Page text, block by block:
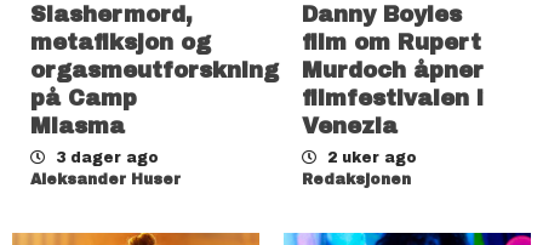
Slashermord,
metafiksjon og
orgasmeutforskning
på Camp
Miasma
3 dager ago
Aleksander Huser
Danny Boyles
film om Rupert
Murdoch åpner
filmfestivalen i
Venezia
2 uker ago
Redaksjonen